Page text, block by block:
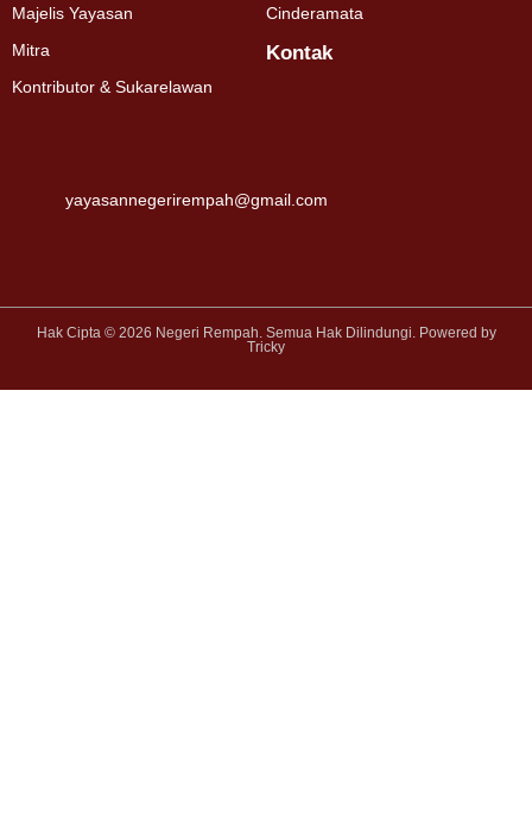
Majelis Yayasan
Mitra
Kontributor & Sukarelawan
Cinderamata
Kontak
yayasannegerirempah@gmail.com
Hak Cipta © 2026 Negeri Rempah. Semua Hak Dilindungi. Powered by
Tricky